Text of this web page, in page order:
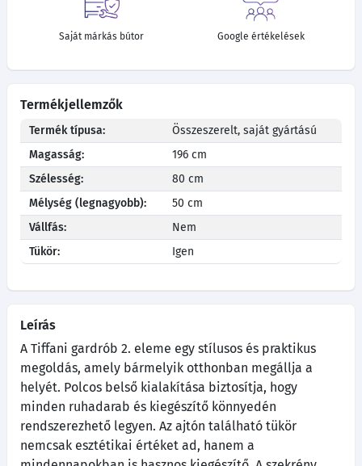
Saját márkás bútor Google értékelések
Termékjellemzők
Termék típusa:
Összeszerelt, saját gyártású
Magasság:
196 cm
Szélesség:
80 cm
Mélység (legnagyobb):
50 cm
Vállfás:
Nem
Tükör:
Igen
Leírás
A Tiffani gardrób 2. eleme egy stílusos és praktikus
megoldás, amely bármelyik otthonban megállja a
helyét. Polcos belső kialakítása biztosítja, hogy
minden ruhadarab és kiegészítő könnyedén
rendszerezhető legyen. Az ajtón található tükör
nemcsak esztétikai értéket ad, hanem a